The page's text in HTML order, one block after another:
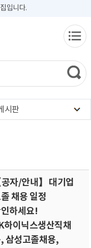
입니다.
시판
공자/안내】 대기업
채용 일정
하세요!
하이닉스생산직채
삼성고졸채용,